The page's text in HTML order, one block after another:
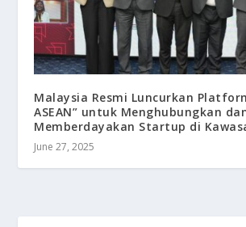
Malaysia Resmi Luncurkan
ASEAN” untuk Menghubungkan
Memberdayakan Startup di
June 27, 2025